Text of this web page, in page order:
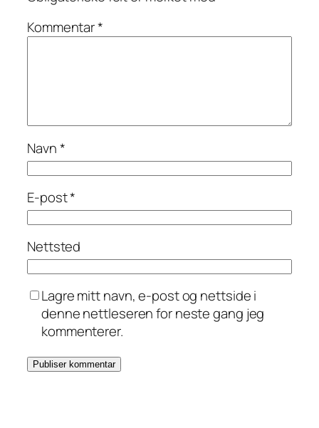
Kommentar*
Navn*
E-post*
Nettsted
Lagre mitt navn, e-post og nettside i
denne nettleseren for neste gang jeg
kommenterer.